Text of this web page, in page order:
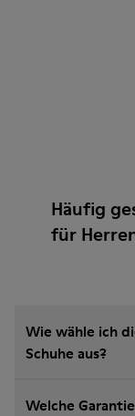
Häufig
für
Wie wähle ich
Schuhe aus?
Welche